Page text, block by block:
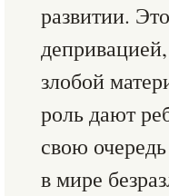
развитии.
злобой
роль дают
свою
в мире